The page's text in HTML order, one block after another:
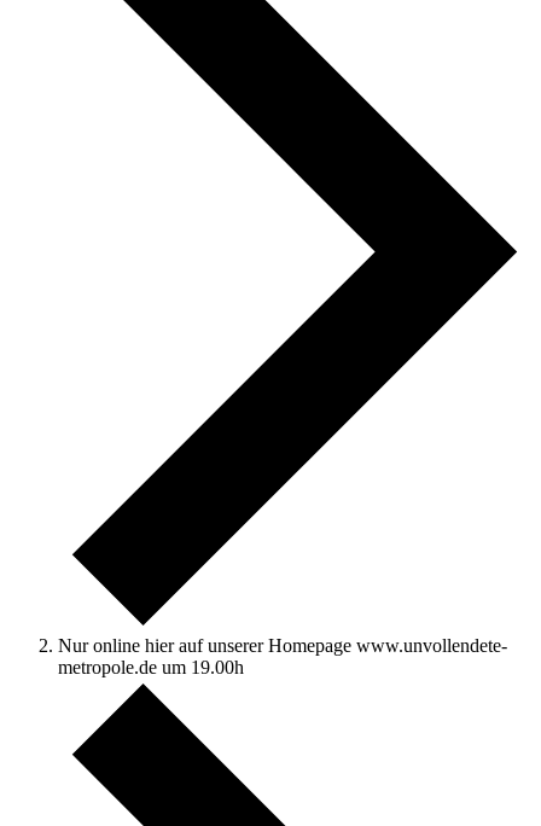
Nur online hier auf unserer Homepage www.unvollendete-
metropole.de um 19.00h